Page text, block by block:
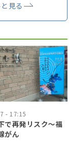
見る
- 17:15
で再発リスク〜福
がん